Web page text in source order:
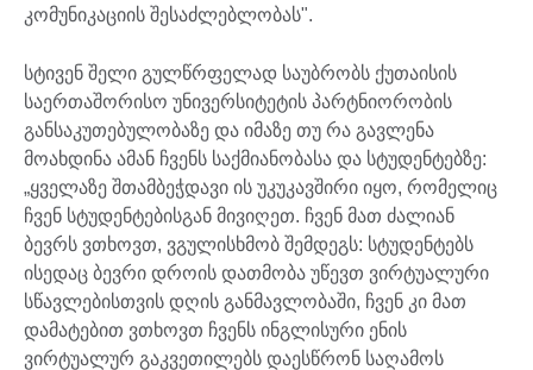
კომუნიკაციის შესაძლებლობას".
სტივენ შელი გულწრფელად საუბრობს ქუთაისის
საერთაშორისო უნივერსიტეტის პარტნიორობის
განსაკუთებულობაზე და იმაზე თუ რა გავლენა
მოახდინა ამან ჩვენს საქმიანობასა და სტუდენტებზე:
„ყველაზე შთამბეჭდავი ის უკუკავშირი იყო, რომელიც
ჩვენ სტუდენტებისგან მივიღეთ. ჩვენ მათ ძალიან
ბევრს ვთხოვთ, ვგულისხმობ შემდეგს: სტუდენტებს
ისედაც ბევრი დროის დათმობა უწევთ ვირტუალური
სწავლებისთვის დღის განმავლობაში, ჩვენ კი მათ
დამატებით ვთხოვთ ჩვენს ინგლისური ენის
ვირტუალურ გაკვეთილებს დაესწრონ საღამოს